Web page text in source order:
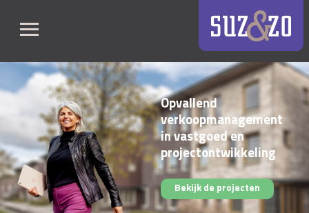
Opvallend
verkoopmanagement
in vastgoed en
projectontwikkeling
Bekijk de projecten